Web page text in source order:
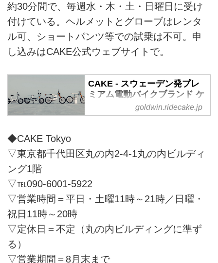
約30分間で、毎週水・木・土・日曜日に受け
付けている。ヘルメットとグローブはレンタ
ル可、ショートパンツ等での試乗は不可。申
し込みはCAKE公式ウェブサイトで。
CAKE - スウェーデン発プレ
ミアム電動バイクブランド ケ
ーです。私たちはゼロ・エミッシ
えた新しいモビリティを提供しま
す。持続可能性と責任、敬意を最
至るまでデザインを徹底した私た
ルかつエキサイティングな乗車体
goldwin.ridecake.jp
◆CAKE Tokyo
▽東京都千代田区丸の内2-4-1丸の内ビルディ
ング1階
▽℡090-6001-5922
▽営業時間＝平日・土曜11時～21時／日曜・
祝日11時～20時
▽定休日＝不定（丸の内ビルディングに準ず
る）
▽営業期間＝8月末まで